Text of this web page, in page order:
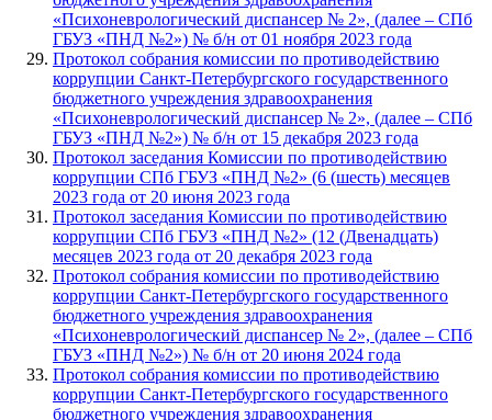
«Психоневрологический диспансер № 2», (далее – СПб
ГБУЗ «ПНД №2») № б/н от 01 ноября 2023 года
Протокол собрания комиссии по противодействию
коррупции Санкт-Петербургского государственного
бюджетного учреждения здравоохранения
«Психоневрологический диспансер № 2», (далее – СПб
ГБУЗ «ПНД №2») № б/н от 15 декабря 2023 года
Протокол заседания Комиссии по противодействию
коррупции СПб ГБУЗ «ПНД №2» (6 (шесть) месяцев
2023 года от 20 июня 2023 года
Протокол заседания Комиссии по противодействию
коррупции СПб ГБУЗ «ПНД №2» (12 (Двенадцать)
месяцев 2023 года от 20 декабря 2023 года
Протокол собрания комиссии по противодействию
коррупции Санкт-Петербургского государственного
бюджетного учреждения здравоохранения
«Психоневрологический диспансер № 2», (далее – СПб
ГБУЗ «ПНД №2») № б/н от 20 июня 2024 года
Протокол собрания комиссии по противодействию
коррупции Санкт-Петербургского государственного
бюджетного учреждения здравоохранения